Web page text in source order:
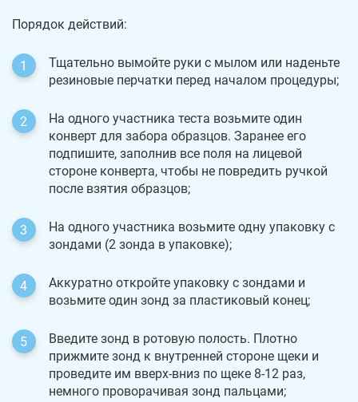
Порядок действий:
Тщательно вымойте руки с мылом или наденьте
резиновые перчатки перед началом процедуры;
На одного участника теста возьмите один
конверт для забора образцов. Заранее его
подпишите, заполнив все поля на лицевой
стороне конверта, чтобы не повредить ручкой
после взятия образцов;
На одного участника возьмите одну упаковку с
зондами (2 зонда в упаковке);
Аккуратно откройте упаковку с зондами и
возьмите один зонд за пластиковый конец;
Введите зонд в ротовую полость. Плотно
прижмите зонд к внутренней стороне щеки и
проведите им вверх-вниз по щеке 8-12 раз,
немного проворачивая зонд пальцами;